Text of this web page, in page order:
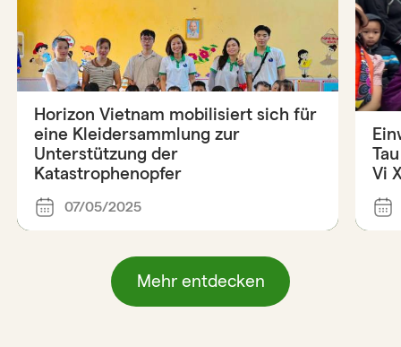
Horizon Vietnam mobilisiert sich für
eine Kleidersammlung zur
Unterstützung der
Katastrophenopfer
07/05/2025
Vi
Mehr entdecken